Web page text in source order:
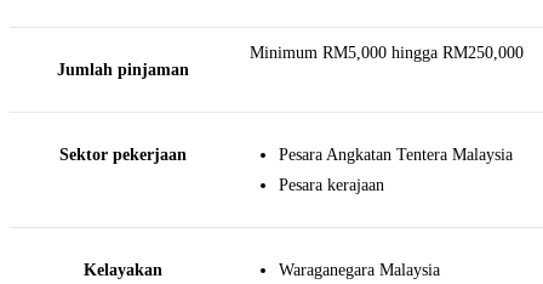
Jumlah pinjaman
Minimum RM5,000 hingga RM250,000
Sektor pekerjaan
Pesara Angkatan Tentera Malaysia
Pesara kerajaan
Kelayakan
Waraganegara Malaysia